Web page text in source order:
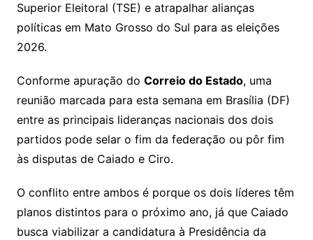
m
Superior Eleitoral (TSE) e atrapalhar alianças
políticas em Mato Grosso do Sul para as eleições
2026.
Conforme apuração do Correio do Estado, uma
reunião marcada para esta semana em Brasília (DF)
entre as principais lideranças nacionais dos dois
partidos pode selar o fim da federação ou pôr fim
às disputas de Caiado e Ciro.
O conflito entre ambos é porque os dois líderes têm
planos distintos para o próximo ano, já que Caiado
busca viabilizar a candidatura à Presidência da